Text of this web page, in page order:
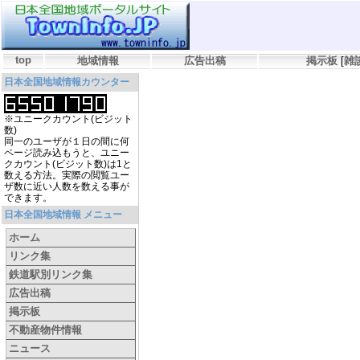
top 地域情報 広告出稿 掲示板 [雑
日本全国地域情報カウンター
※ユニークカウント(ビジット
数)
同一のユーザが１日の間に何
ページ読み込もうと、ユニー
クカウント(ビジット数)は1と
数える方法。実際の閲覧ユー
ザ数に近い人数を数える事が
できます。
日本全国地域情報 メニュー
ホーム
リンク集
鉄道駅別リンク集
広告出稿
掲示板
不動産物件情報
ニュース